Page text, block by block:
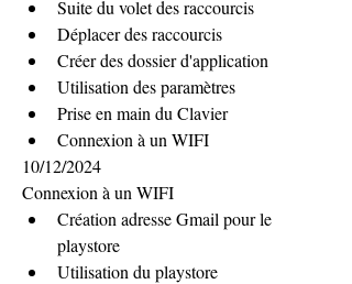
Suite du volet des raccourcis
Déplacer des raccourcis
Créer des dossier d'application
Utilisation des paramètres
Prise en main du Clavier
Connexion à un WIFI
10/12/2024
Connexion à un WIFI
Création adresse Gmail pour le
playstore
Utilisation du playstore